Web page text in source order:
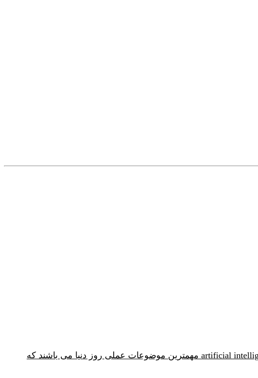
امروزه شبکه عصبی neural network و یادگیری ماشین machine learning در کنار هوش مصنوعی artificial intelligence مهمترین موضوعات عملی روز دنیا می باشند که